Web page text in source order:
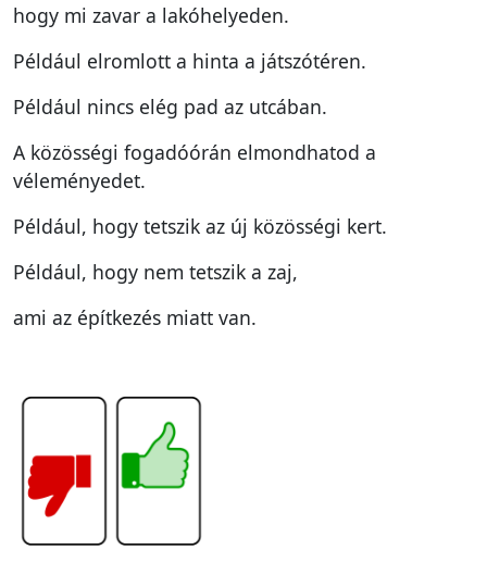
hogy mi zavar a lakóhelyeden.
Például elromlott a hinta a játszótéren.
Például nincs elég pad az utcában.
A közösségi fogadóórán elmondhatod a
véleményedet.
Például, hogy tetszik az új közösségi kert.
Például, hogy nem tetszik a zaj,
ami az építkezés miatt van.